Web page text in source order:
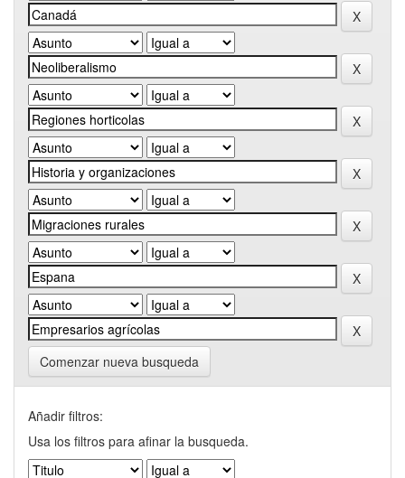
Comenzar nueva busqueda
Añadir filtros:
Usa los filtros para afinar la busqueda.